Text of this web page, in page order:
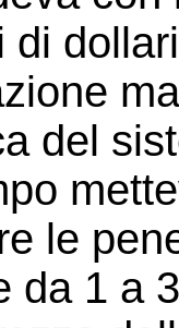
di
del
le
da 1 a